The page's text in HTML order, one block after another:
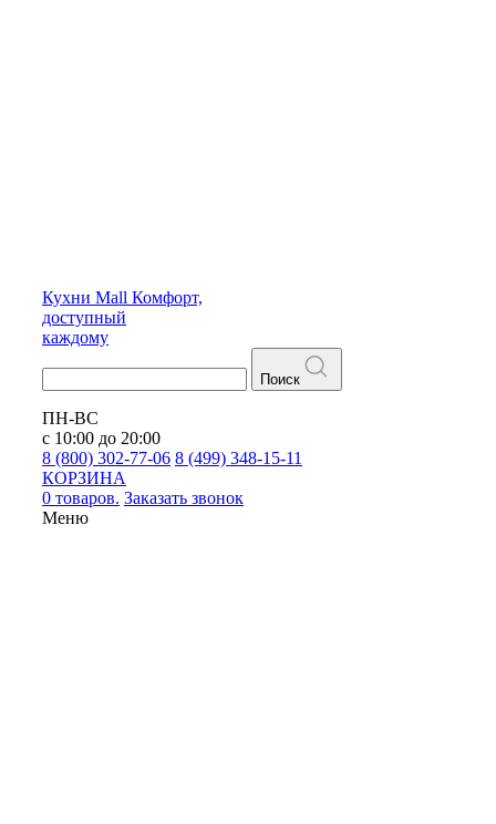
Кухни Mall Комфорт,
доступный
каждому
Поиск
ПН-ВС
с 10:00 до 20:00
8 (800) 302-77-06 8 (499) 348-15-11
КОРЗИНА
0 товаров. Заказать звонок
Меню